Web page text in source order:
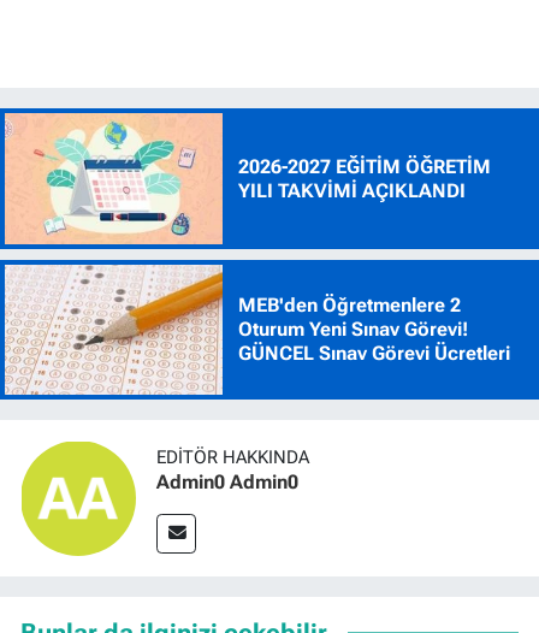
2026-2027 EĞİTİM ÖĞRETİM
YILI TAKVİMİ AÇIKLANDI
MEB'den Öğretmenlere 2
Oturum Yeni Sınav Görevi!
GÜNCEL Sınav Görevi Ücretleri
EDITÖR HAKKINDA
Admin0 Admin0